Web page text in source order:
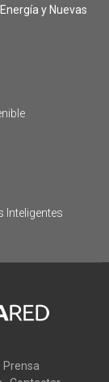
y Nuevas
Inteligentes
Prensa